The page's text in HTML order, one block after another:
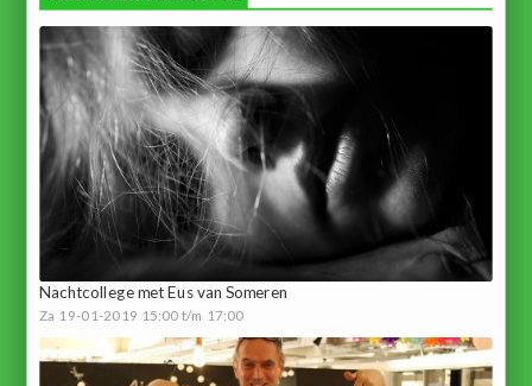
Nachtcollege met Eus van Someren
Za 19-01-2019 15:00 t/m 17:00